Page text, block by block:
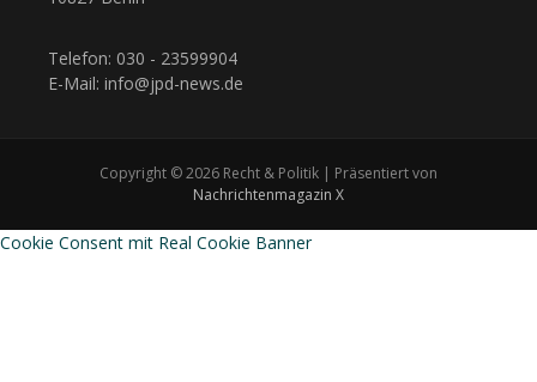
Telefon: 030 - 23599904
E-Mail: info@jpd-news.de
Copyright © 2026 Recht & Politik | Präsentiert von
Nachrichtenmagazin X
Cookie Consent mit Real Cookie Banner